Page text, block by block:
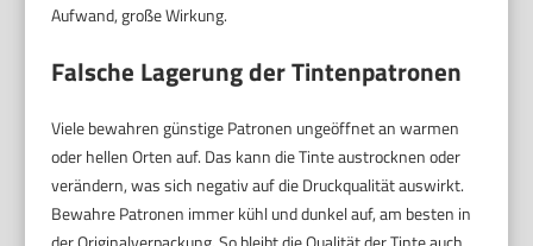
Aufwand, große Wirkung.
Falsche Lagerung der Tintenpatronen
Viele bewahren günstige Patronen ungeöffnet an warmen
oder hellen Orten auf. Das kann die Tinte austrocknen oder
verändern, was sich negativ auf die Druckqualität auswirkt.
Bewahre Patronen immer kühl und dunkel auf, am besten in